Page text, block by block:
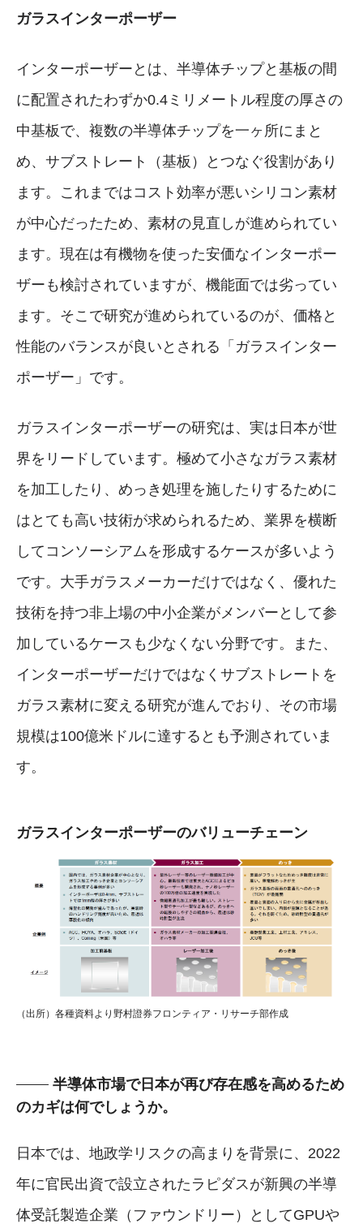
ガラスインターポーザー
インターポーザーとは、半導体チップと基板の間
に配置されたわずか0.4ミリメートル程度の厚さの
中基板で、複数の半導体チップを一ヶ所にまと
め、サブストレート（基板）とつなぐ役割があり
ます。これまではコスト効率が悪いシリコン素材
が中心だったため、素材の見直しが進められてい
ます。現在は有機物を使った安価なインターポー
ザーも検討されていますが、機能面では劣ってい
ます。そこで研究が進められているのが、価格と
性能のバランスが良いとされる「ガラスインター
ポーザー」です。
ガラスインターポーザーの研究は、実は日本が世
界をリードしています。極めて小さなガラス素材
を加工したり、めっき処理を施したりするために
はとても高い技術が求められるため、業界を横断
してコンソーシアムを形成するケースが多いよう
です。大手ガラスメーカーだけではなく、優れた
技術を持つ非上場の中小企業がメンバーとして参
加しているケースも少なくない分野です。また、
インターポーザーだけではなくサブストレートを
ガラス素材に変える研究が進んでおり、その市場
規模は100億米ドルに達するとも予測されていま
す。
ガラスインターポーザーのバリューチェーン
（出所）各種資料より野村證券フロンティア・リサーチ部作成
半導体市場で日本が再び存在感を高めるため
のカギは何でしょうか。
日本では、地政学リスクの高まりを背景に、2022
年に官民出資で設立されたラピダスが新興の半導
体受託製造企業（ファウンドリー）としてGPUや